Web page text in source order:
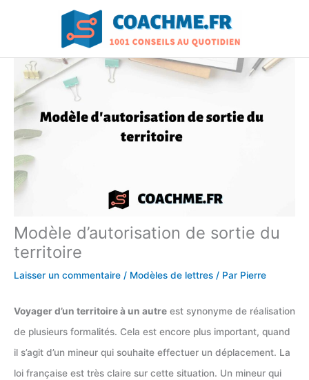
Modèle d’autorisation de sortie du
territoire
Laisser un commentaire / Modèles de lettres / Par Pierre
Voyager d’un territoire à un autre est synonyme de réalisation
de plusieurs formalités. Cela est encore plus important, quand
il s’agit d’un mineur qui souhaite effectuer un déplacement. La
loi française est très claire sur cette situation. Un mineur qui